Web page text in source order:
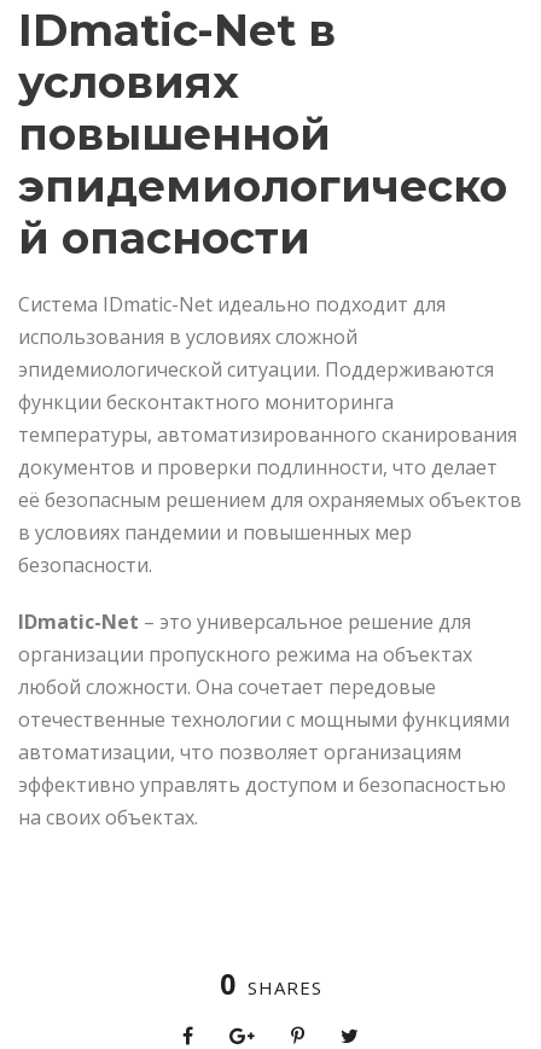
IDmatic-Net в
условиях
повышенной
эпидемиологическо
й опасности
Система IDmatic-Net идеально подходит для
использования в условиях сложной
эпидемиологической ситуации. Поддерживаются
функции бесконтактного мониторинга
температуры, автоматизированного сканирования
документов и проверки подлинности, что делает
её безопасным решением для охраняемых объектов
в условиях пандемии и повышенных мер
безопасности.
IDmatic-Net – это универсальное решение для
организации пропускного режима на объектах
любой сложности. Она сочетает передовые
отечественные технологии с мощными функциями
автоматизации, что позволяет организациям
эффективно управлять доступом и безопасностью
на своих объектах.
0 SHARES